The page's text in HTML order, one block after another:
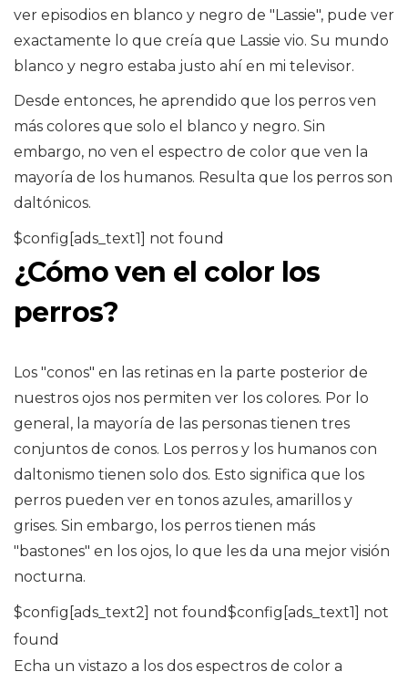
ver episodios en blanco y negro de "Lassie", pude ver
exactamente lo que creía que Lassie vio. Su mundo
blanco y negro estaba justo ahí en mi televisor.
Desde entonces, he aprendido que los perros ven
más colores que solo el blanco y negro. Sin
embargo, no ven el espectro de color que ven la
mayoría de los humanos. Resulta que los perros son
daltónicos.
$config[ads_text1] not found
¿Cómo ven el color los
perros?
Los "conos" en las retinas en la parte posterior de
nuestros ojos nos permiten ver los colores. Por lo
general, la mayoría de las personas tienen tres
conjuntos de conos. Los perros y los humanos con
daltonismo tienen solo dos. Esto significa que los
perros pueden ver en tonos azules, amarillos y
grises. Sin embargo, los perros tienen más
"bastones" en los ojos, lo que les da una mejor visión
nocturna.
$config[ads_text2] not found$config[ads_text1] not
found
Echa un vistazo a los dos espectros de color a